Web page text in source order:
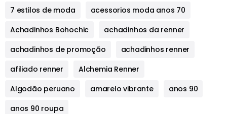
7 estilos de moda
acessorios moda anos 70
Achadinhos Bohochic
achadinhos da renner
achadinhos de promoção
achadinhos renner
afiliado renner
Alchemia Renner
Algodão peruano
amarelo vibrante
anos 90
anos 90 roupa